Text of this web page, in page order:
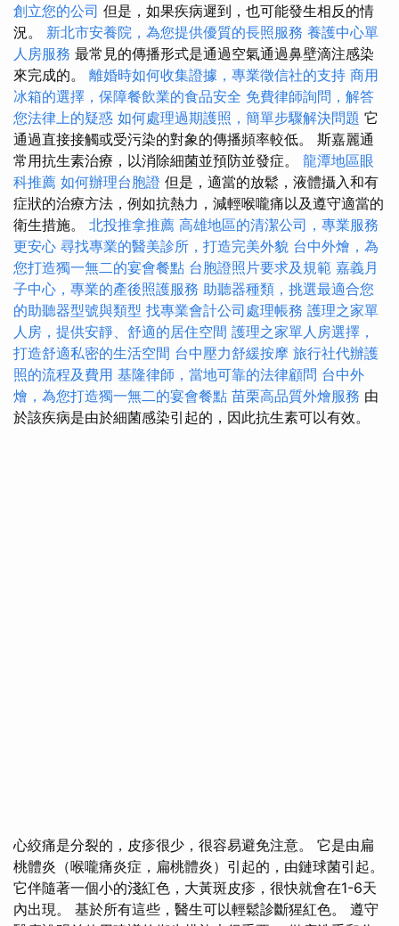
創立您的公司 但是，如果疾病遲到，也可能發生相反的情
況。 新北市安養院，為您提供優質的長照服務 養護中心單
人房服務 最常見的傳播形式是通過空氣通過鼻壁滴注感染
來完成的。 離婚時如何收集證據，專業徵信社的支持 商用
冰箱的選擇，保障餐飲業的食品安全 免費律師詢問，解答
您法律上的疑惑 如何處理過期護照，簡單步驟解決問題 它
通過直接接觸或受污染的對象的傳播頻率較低。 斯嘉麗通
常用抗生素治療，以消除細菌並預防並發症。 龍潭地區眼
科推薦 如何辦理台胞證 但是，適當的放鬆，液體攝入和有
症狀的治療方法，例如抗熱力，減輕喉嚨痛以及遵守適當的
衛生措施。 北投推拿推薦 高雄地區的清潔公司，專業服務
更安心 尋找專業的醫美診所，打造完美外貌 台中外燴，為
您打造獨一無二的宴會餐點 台胞證照片要求及規範 嘉義月
子中心，專業的產後照護服務 助聽器種類，挑選最適合您
的助聽器型號與類型 找專業會計公司處理帳務 護理之家單
人房，提供安靜、舒適的居住空間 護理之家單人房選擇，
打造舒適私密的生活空間 台中壓力舒緩按摩 旅行社代辦護
照的流程及費用 基隆律師，當地可靠的法律顧問 台中外
燴，為您打造獨一無二的宴會餐點 苗栗高品質外燴服務 由
於該疾病是由於細菌感染引起的，因此抗生素可以有效。
心絞痛是分裂的，皮疹很少，很容易避免注意。 它是由扁
桃體炎（喉嚨痛炎症，扁桃體炎）引起的，由鏈球菌引起。
它伴隨著一個小的淺紅色，大黃斑皮疹，很快就會在1-6天
內出現。 基於所有這些，醫生可以輕鬆診斷猩紅色。 遵守